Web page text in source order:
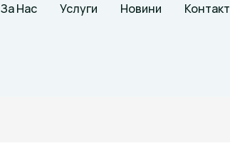
За Нас Услуги Новини Контакт